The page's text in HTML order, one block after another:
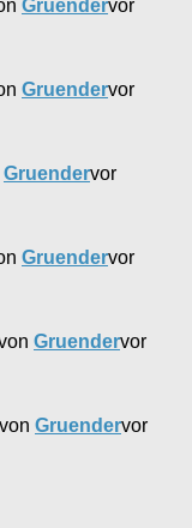
Gruendervor
Gruendervor
Gruendervor
Gruendervor
Gruendervor
von Gruendervor